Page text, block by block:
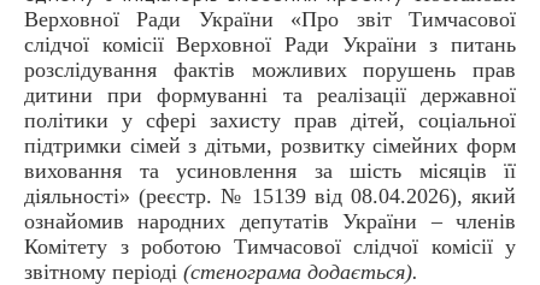
Верховної Ради України «Про звіт Тимчасової
слідчої комісії Верховної Ради України з питань
розслідування фактів можливих порушень прав
дитини при формуванні та реалізації державної
політики у сфері захисту прав дітей, соціальної
підтримки сімей з дітьми, розвитку сімейних форм
виховання та усиновлення за шість місяців її
діяльності» (реєстр. № 15139 від 08.04.2026), який
ознайомив народних депутатів України – членів
Комітету з роботою Тимчасової слідчої комісії у
звітному періоді (стенограма додається).